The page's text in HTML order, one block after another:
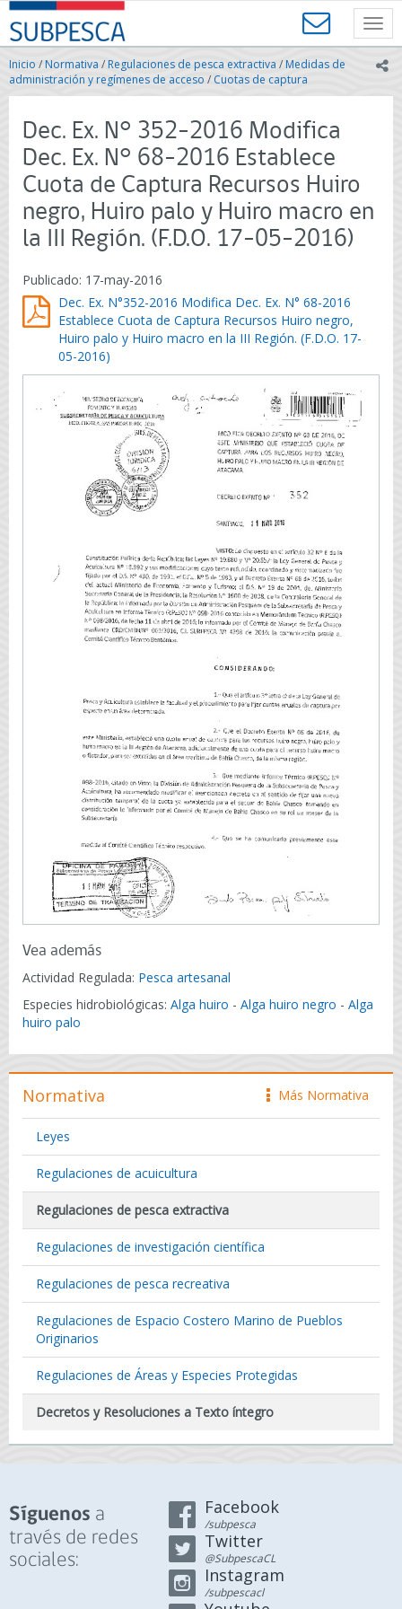
Contenido
principal
SUBPESCA
-
Subsecretaría
de
Pesca
Acuicultura
-
Gobierno
de
Inicio /Normativa / Regulaciones de pesca extractiva / Medidas de
administración y regímenes de acceso / Cuotas de captura
Dec. Ex. N° 352-2016 Modifica
Dec. Ex. N° 68-2016 Establece
Cuota de Captura Recursos Huiro
negro, Huiro palo y Huiro macro en
la III Región. (F.D.O. 17-05-2016)
Publicado: 17-may-2016
Dec. Ex. N°352-2016 Modifica Dec. Ex. N° 68-2016
Establece Cuota de Captura Recursos Huiro negro,
Huiro palo y Huiro macro en la III Región. (F.D.O. 17-
05-2016)
Vea además
Actividad Regulada: Pesca artesanal
Especies hidrobiológicas: Alga huiro - Alga huiro negro - Alga
huiro palo
icono
Más Normativa
Normativa
Leyes
Regulaciones de acuicultura
Regulaciones de pesca extractiva
Regulaciones de investigación científica
Regulaciones de pesca recreativa
Regulaciones de Espacio Costero Marino de Pueblos
Originarios
Regulaciones de Áreas y Especies Protegidas
Decretos y Resoluciones a Texto íntegro
Síguenos a
través de redes
sociales:
Facebook
/subpesca
Twitter
@SubpescaCL
Instagram
/subpescacl